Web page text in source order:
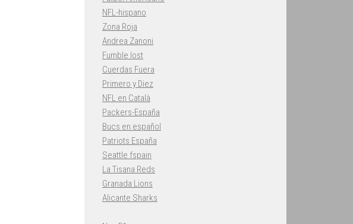
NFL-hispano
Zona Roja
Andrea Zanoni
Fumble lost
Cuerdas Fuera
Primero y Diez
NFL en Català
Packers-España
Bucs en español
Patriots España
Seattle fspain
La Tisana Reds
Granada Lions
Alicante Sharks